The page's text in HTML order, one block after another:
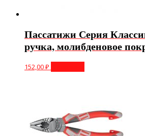
Пассатижи Серия
ручка, молибденовое
152,00₽